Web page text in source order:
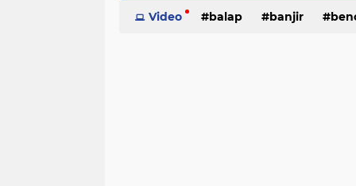
Musik Olahraga Pariwisata
Video balap banjir